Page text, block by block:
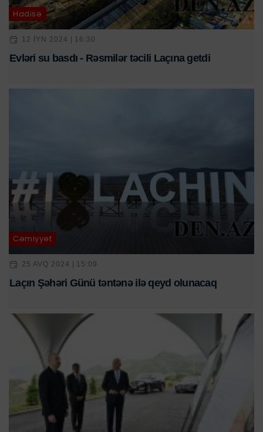
Hadisə
12 IYN 2024 | 16:30
Evləri su basdı - Rəsmilər təcili Laçına getdi
Cəmiyyət
25 AVQ 2024 | 15:09
Laçın Şəhəri Günü təntənə ilə qeyd olunacaq